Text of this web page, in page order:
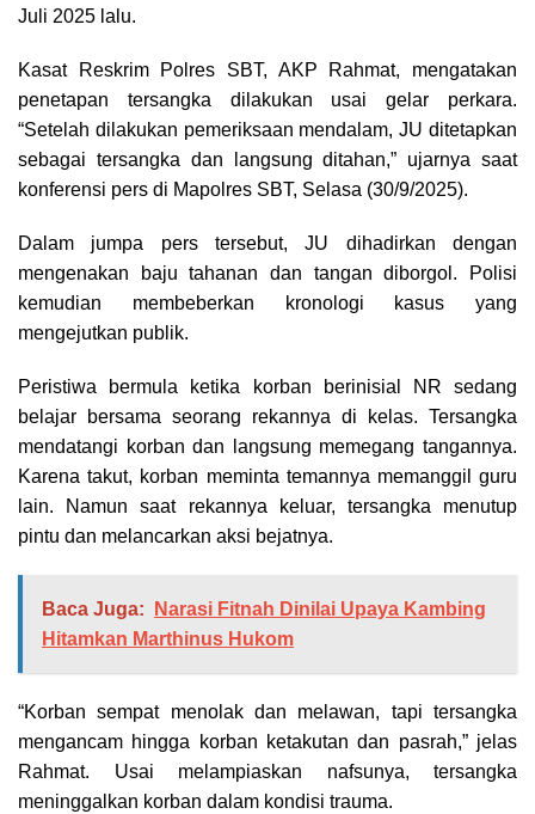
Juli 2025 lalu.
Kasat Reskrim Polres SBT, AKP Rahmat, mengatakan
penetapan tersangka dilakukan usai gelar perkara.
“Setelah dilakukan pemeriksaan mendalam, JU ditetapkan
sebagai tersangka dan langsung ditahan,” ujarnya saat
konferensi pers di Mapolres SBT, Selasa (30/9/2025).
Dalam jumpa pers tersebut, JU dihadirkan dengan
mengenakan baju tahanan dan tangan diborgol. Polisi
kemudian membeberkan kronologi kasus yang
mengejutkan publik.
Peristiwa bermula ketika korban berinisial NR sedang
belajar bersama seorang rekannya di kelas. Tersangka
mendatangi korban dan langsung memegang tangannya.
Karena takut, korban meminta temannya memanggil guru
lain. Namun saat rekannya keluar, tersangka menutup
pintu dan melancarkan aksi bejatnya.
Baca Juga:
Narasi Fitnah Dinilai Upaya Kambing
Hitamkan Marthinus Hukom
“Korban sempat menolak dan melawan, tapi tersangka
mengancam hingga korban ketakutan dan pasrah,” jelas
Rahmat. Usai melampiaskan nafsunya, tersangka
meninggalkan korban dalam kondisi trauma.